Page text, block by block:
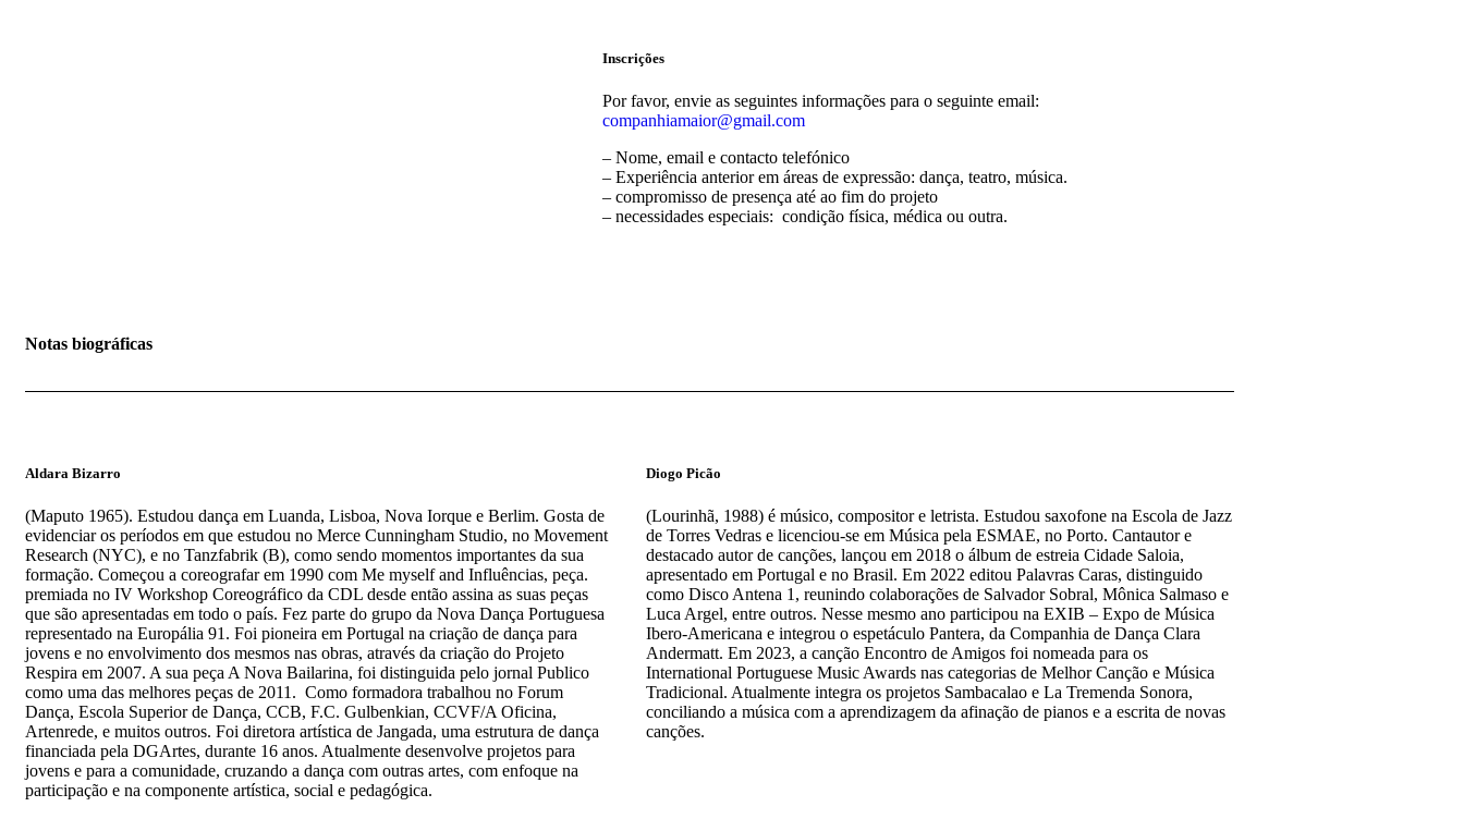
Inscrições
Por favor, envie as seguintes informações para o seguinte email:
companhiamaior@gmail.com
– Nome, email e contacto telefónico
– Experiência anterior em áreas de expressão: dança, teatro, música.
– compromisso de presença até ao fim do projeto
– necessidades especiais: condição física, médica ou outra.
Notas biográficas
Aldara Bizarro
(Maputo 1965). Estudou dança em Luanda, Lisboa, Nova Iorque e Berlim. Gosta de
evidenciar os períodos em que estudou no Merce Cunningham Studio, no Movement
Research (NYC), e no Tanzfabrik (B), como sendo momentos importantes da sua
formação. Começou a coreografar em 1990 com Me myself and Influências, peça.
premiada no IV Workshop Coreográfico da CDL desde então assina as suas peças
que são apresentadas em todo o país. Fez parte do grupo da Nova Dança Portuguesa
representado na Europália 91. Foi pioneira em Portugal na criação de dança para
jovens e no envolvimento dos mesmos nas obras, através da criação do Projeto
Respira em 2007. A sua peça A Nova Bailarina, foi distinguida pelo jornal Publico
como uma das melhores peças de 2011. Como formadora trabalhou no Forum
Dança, Escola Superior de Dança, CCB, F.C. Gulbenkian, CCVF/A Oficina,
Artenrede, e muitos outros. Foi diretora artística de Jangada, uma estrutura de dança
financiada pela DGArtes, durante 16 anos. Atualmente desenvolve projetos para
jovens e para a comunidade, cruzando a dança com outras artes, com enfoque na
participação e na componente artística, social e pedagógica.
Diogo Picão
(Lourinhã, 1988) é músico, compositor e letrista. Estudou saxofone na Escola de Jazz
de Torres Vedras e licenciou-se em Música pela ESMAE, no Porto. Cantautor e
destacado autor de canções, lançou em 2018 o álbum de estreia Cidade Saloia,
apresentado em Portugal e no Brasil. Em 2022 editou Palavras Caras, distinguido
como Disco Antena 1, reunindo colaborações de Salvador Sobral, Mônica Salmaso e
Luca Argel, entre outros. Nesse mesmo ano participou na EXIB – Expo de Música
Ibero-Americana e integrou o espetáculo Pantera, da Companhia de Dança Clara
Andermatt. Em 2023, a canção Encontro de Amigos foi nomeada para os
International Portuguese Music Awards nas categorias de Melhor Canção e Música
Tradicional. Atualmente integra os projetos Sambacalao e La Tremenda Sonora,
conciliando a música com a aprendizagem da afinação de pianos e a escrita de novas
canções.